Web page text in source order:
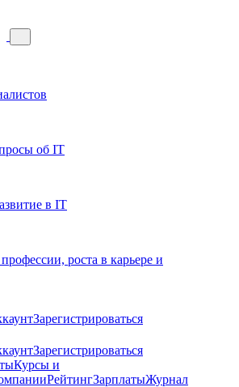
об IT
в IT
роста в карьере и
Зарегистрироваться
Зарегистрироваться
Курсы и
РейтингЗарплатыЖурнал